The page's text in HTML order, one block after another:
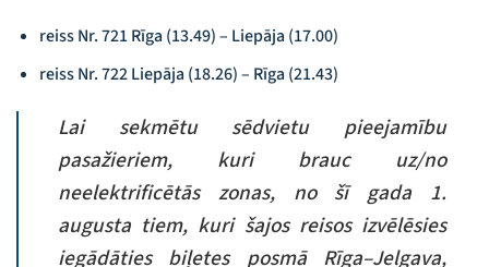
reiss Nr. 721 Rīga (13.49) – Liepāja (17.00)
reiss Nr. 722 Liepāja (18.26) – Rīga (21.43)
Lai sekmētu sēdvietu pieejamību
pasažieriem, kuri brauc uz/no
neelektrificētās zonas, no šī gada 1.
augusta tiem, kuri šajos reisos izvēlēsies
iegādāties biļetes posmā Rīga–Jelgava,